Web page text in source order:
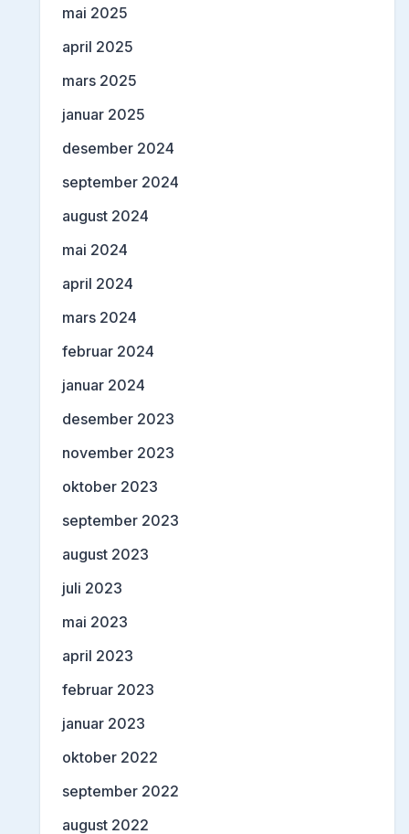
mai 2025
april 2025
mars 2025
januar 2025
desember 2024
september 2024
august 2024
mai 2024
april 2024
mars 2024
februar 2024
januar 2024
desember 2023
november 2023
oktober 2023
september 2023
august 2023
juli 2023
mai 2023
april 2023
februar 2023
januar 2023
oktober 2022
september 2022
august 2022